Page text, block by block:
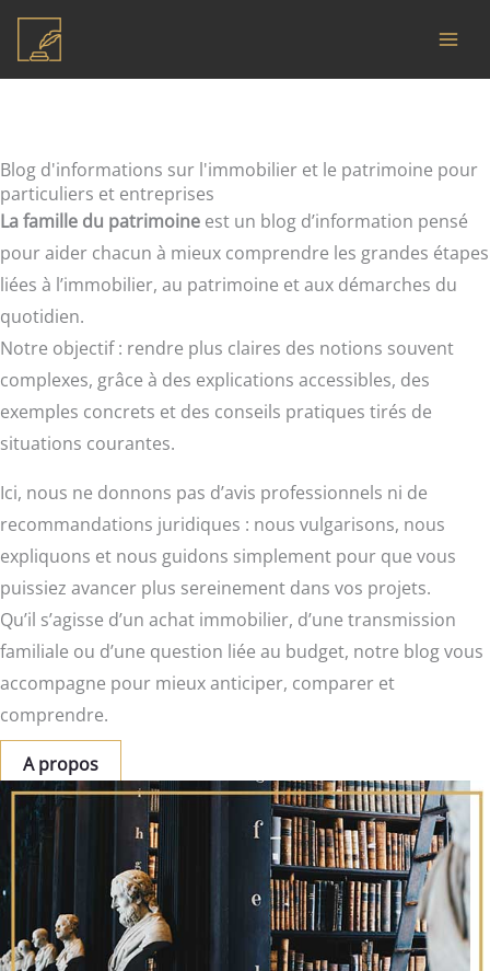
Aller
contenu
Blog d'informations sur l'immobilier et le patrimoine pour
particuliers et entreprises
La famille du patrimoine est un blog d’information pensé
pour aider chacun à mieux comprendre les grandes étapes
liées à l’immobilier, au patrimoine et aux démarches du
quotidien.
Notre objectif : rendre plus claires des notions souvent
complexes, grâce à des explications accessibles, des
exemples concrets et des conseils pratiques tirés de
situations courantes.
Ici, nous ne donnons pas d’avis professionnels ni de
recommandations juridiques : nous vulgarisons, nous
expliquons et nous guidons simplement pour que vous
puissiez avancer plus sereinement dans vos projets.
Qu’il s’agisse d’un achat immobilier, d’une transmission
familiale ou d’une question liée au budget, notre blog vous
accompagne pour mieux anticiper, comparer et
comprendre.
A propos